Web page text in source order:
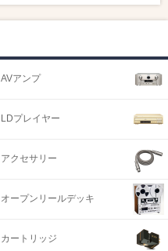
AVアンプ
LDプレイヤー
アクセサリー
オープンリールデッキ
カートリッジ